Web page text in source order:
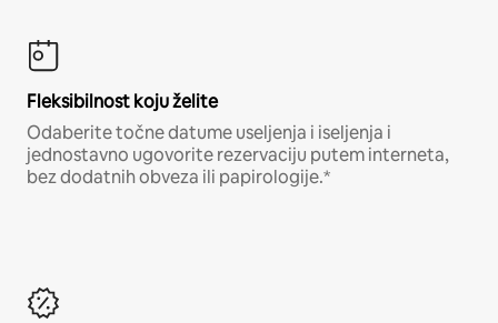
Fleksibilnost koju želite
Odaberite točne datume useljenja i iseljenja i
jednostavno ugovorite rezervaciju putem interneta,
bez dodatnih obveza ili papirologije.*